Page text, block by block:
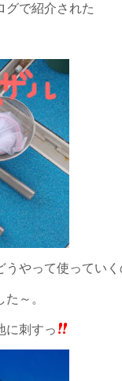
グで紹介された
うやって使ってい
～。
に刺すっ